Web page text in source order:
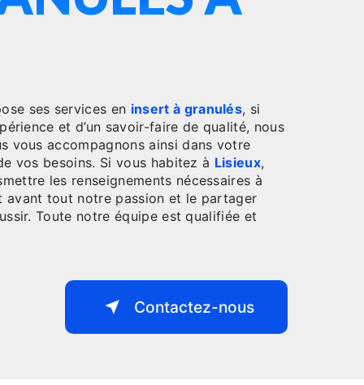
ses services en insert à granulés, si
et d’un savoir-faire de qualité, nous
vous accompagnons ainsi dans votre
vos besoins. Si vous habitez à Lisieux,
les renseignements nécessaires à
avant tout notre passion et le partager
Toute notre équipe est qualifiée et
Contactez-nous